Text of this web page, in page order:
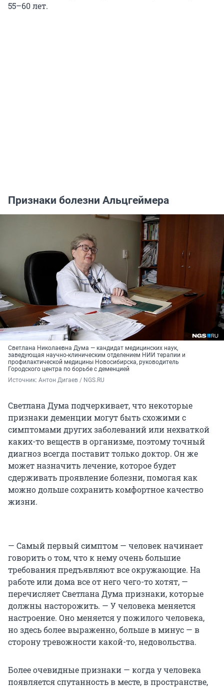
55–60 лет.
Признаки болезни Альцгеймера
Светлана Николаевна Дума — кандидат медицинских наук,
заведующая научно-клиническим отделением НИИ терапии и
профилактической медицины Новосибирска, руководитель
Городского центра по борьбе с деменцией
Источник: Антон Дигаев / NGS.RU
Светлана Дума подчеркивает, что некоторые
признаки деменции могут быть схожими с
симптомами других заболеваний или нехваткой
каких-то веществ в организме, поэтому точный
диагноз всегда поставит только доктор. Он же
может назначить лечение, которое будет
сдерживать проявление болезни, помогая как
можно дольше сохранить комфортное качество
жизни.
— Самый первый симптом — человек начинает
говорить о том, что к нему очень большие
требования предъявляют все окружающие. На
работе или дома все от него чего-то хотят, —
перечисляет Светлана Дума признаки, которые
должны насторожить. — У человека меняется
настроение. Оно меняется у пожилого человека,
но здесь более выраженно, больше в минус — в
сторону тревожности какой-то, недовольства.
Более очевидные признаки — когда у человека
появляется спутанность в месте, в пространстве,